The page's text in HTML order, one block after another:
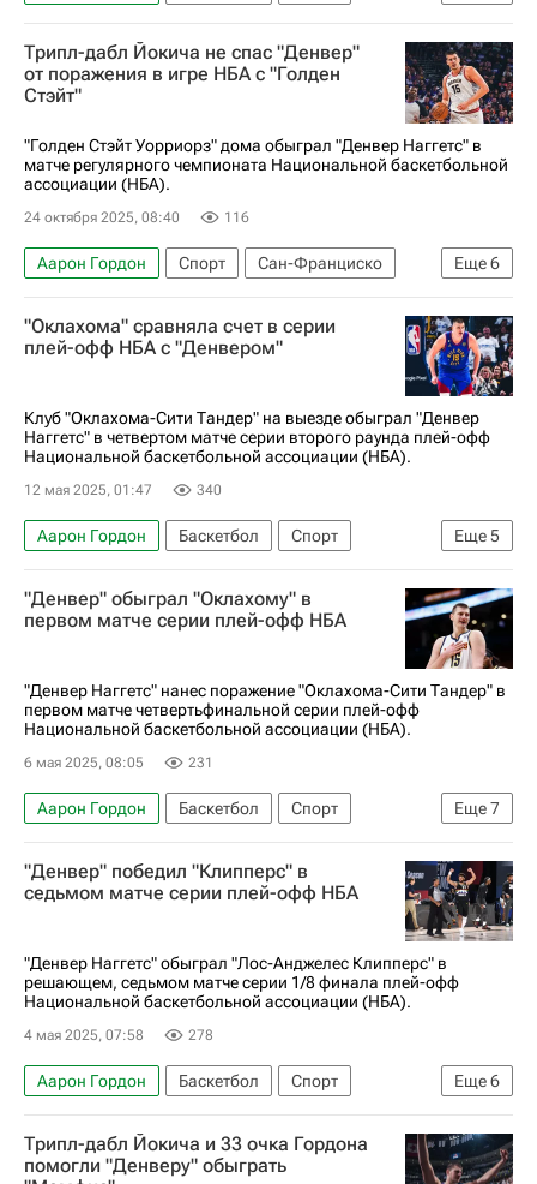
Никола Йокич
Джамал Мюррей
Денвер Наггетс
Чикаго Буллз
Детройт Пистонс
Трипл-дабл Йокича не спас "Денвер"
от поражения в игре НБА с "Голден
Стэйт"
"Голден Стэйт Уорриорз" дома обыграл "Денвер Наггетс" в
матче регулярного чемпионата Национальной баскетбольной
ассоциации (НБА).
24 октября 2025, 08:40 116
Еще6
Аарон Гордон Спорт
Сан-Франциско
Никола Йокич
Денвер Наггетс
Голден Стэйт Уорриорз
Баскетбол
"Оклахома" сравняла счет в серии
плей-офф НБА с "Денвером"
Клуб "Оклахома-Сити Тандер" на выезде обыграл "Денвер
Наггетс" в четвертом матче серии второго раунда плей-офф
Национальной баскетбольной ассоциации (НБА).
12 мая 2025, 01:47 340
Еще5
Аарон Гордон Баскетбол
Спорт
Денвер
Оклахома-Сити
Никола Йокич
Денвер Наггетс
Оклахома-Сити Тандер
"Денвер" обыграл "Оклахому" в
первом матче серии плей-офф НБА
"Денвер Наггетс" нанес поражение "Оклахома-Сити Тандер" в
первом матче четвертьфинальной серии плей-офф
Национальной баскетбольной ассоциации (НБА).
6 мая 2025, 08:05 231
Еще7
Аарон Гордон Баскетбол
Спорт
Оклахома-Сити
Никола Йокич
Шэй Гилджес-Александер
Денвер Наггетс
Кубок Гагарина
"Денвер" победил "Клипперс" в
седьмом матче серии плей-офф НБА
"Денвер Наггетс" обыграл "Лос-Анджелес Клипперс" в
решающем, седьмом матче серии 1/8 финала плей-офф
Национальной баскетбольной ассоциации (НБА).
4 мая 2025, 07:58 278
Еще6
Аарон Гордон Баскетбол
Спорт
Денвер
Никола Йокич
Кавай Леонард
Лос-Анджелес Клипперс
Трипл-дабл Йокича и 33 очка Гордона
помогли "Денверу" обыграть